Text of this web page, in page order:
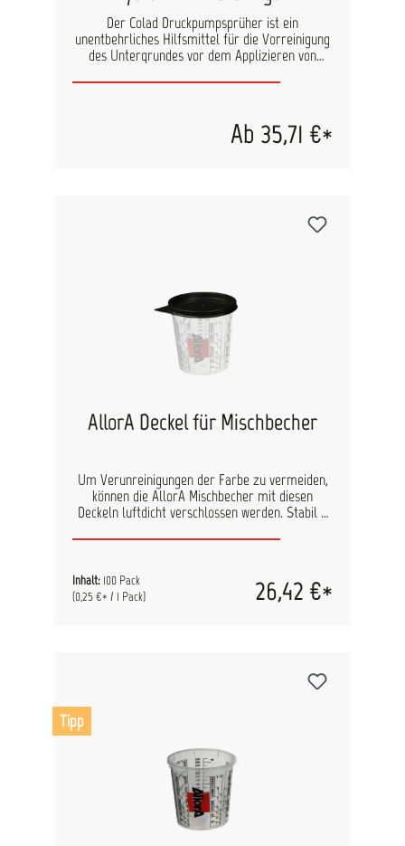
Der Colad Druckpumpsprüher ist ein
unentbehrliches Hilfsmittel für die Vorreinigung
des Untergrundes vor dem Applizieren von
Sprüher wird mit Reinigungsflüssigkeiten befüllt.
zu kennzeichnen werden zu jeden
Druckpumpsprüher verschieden farbige Codings
übersichtlich vermerkt, damit ist Verwechslung
spezielle Düse ist regulierbar und kann so je
nach Anwendung individuell eingestellt werden.
Der Colad Druckpumpsprüher ist beständig
gegenüber wasser- und lösungsmittelbasierten
Reinigungsflüssigkeiten und selbstverständlich
Ab 35,71 €*
AllorA Deckel für Mischbecher
Um Verunreinigungen der Farbe zu vermeiden,
können die AllorA Mischbecher mit diesen
Deckeln luftdicht verschlossen werden. Stabil –
Inhalt: 100 Pack
(0,25 €* / 1 Pack)
26,42 €*
Tipp